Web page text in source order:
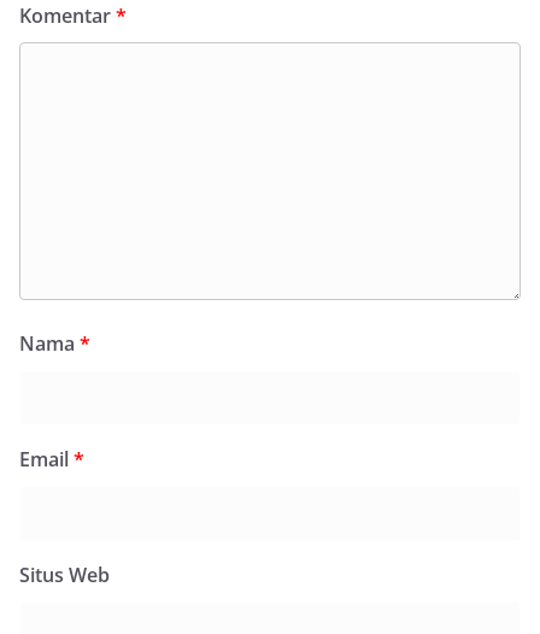
Komentar*
Nama *
Email*
Situs Web